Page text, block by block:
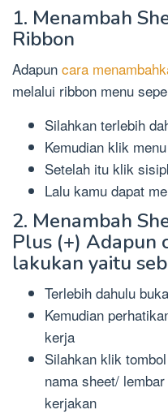
1. Menambah
Ribbon
Adapun cara
melalui ribbon menu
Silahkan terlebih
Kemudian klik
Setelah itu klik
Lalu kamu dapat
2. Menambah
Plus (+) Adapun
lakukan yaitu
Terlebih dahulu
Kemudian
kerja
Silahkan klik
nama sheet/
kerjakan